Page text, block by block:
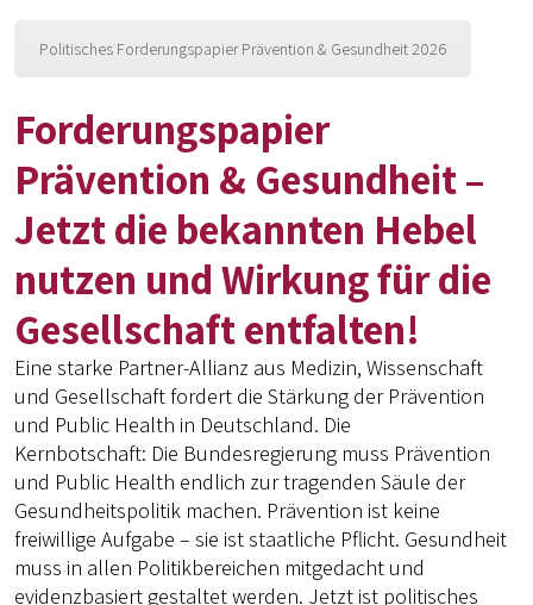
Politisches Forderungspapier Prävention & Gesundheit 2026
Forderungspapier
Prävention & Gesundheit –
Jetzt die bekannten Hebel
nutzen und Wirkung für die
Gesellschaft entfalten!
Eine starke Partner-Allianz aus Medizin, Wissenschaft
und Gesellschaft fordert die Stärkung der Prävention
und Public Health in Deutschland. Die
Kernbotschaft: Die Bundesregierung muss Prävention
und Public Health endlich zur tragenden Säule der
Gesundheitspolitik machen. Prävention ist keine
freiwillige Aufgabe – sie ist staatliche Pflicht. Gesundheit
muss in allen Politikbereichen mitgedacht und
evidenzbasiert gestaltet werden. Jetzt ist politisches